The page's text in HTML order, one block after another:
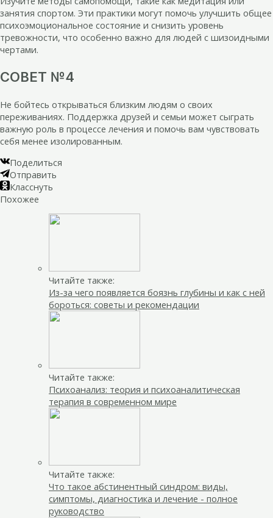
занятия спортом. Эти практики могут помочь улучшить общее
психоэмоциональное состояние и снизить уровень
тревожности, что особенно важно для людей с шизоидными
чертами.
СОВЕТ №4
Не бойтесь открываться близким людям о своих
переживаниях. Поддержка друзей и семьи может сыграть
важную роль в процессе лечения и помочь вам чувствовать
себя менее изолированным.
Поделиться
Отправить
Класснуть
Похожее
Читайте также:
Из-за чего появляется боязнь глубины и как с ней
бороться: советы и рекомендации
Читайте также:
Психоанализ: теория и психоаналитическая
терапия в современном мире
Читайте также:
Что такое абстинентный синдром: виды,
симптомы, диагностика и лечение - полное
руководство